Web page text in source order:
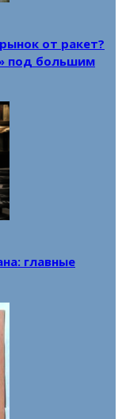
от ракет?
под большим
главные